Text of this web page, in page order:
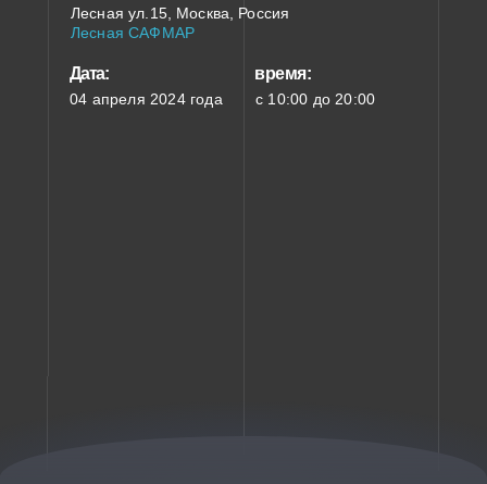
Дата: время:
04 апреля 2024 года с 10:00 до 20:00
Лесная ул.15, Москва, Россия
Лесная САФМАР